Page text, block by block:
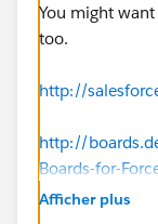
7. Confirming
Ok
8. Confirming a
and contains
You might
too.
http://
http://
Boards-for-
respective board)
Afficher plus